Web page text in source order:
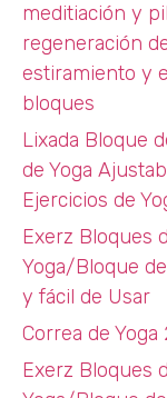
meditiación y
regeneración
estiramiento y
bloques
Lixada Bloque
de Yoga
Ejercicios de
Exerz Bloques
Yoga/Bloque
y fácil de Usar
Correa de
Exerz Bloques